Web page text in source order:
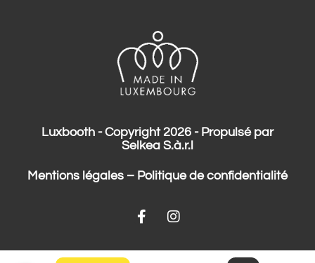
Luxbooth - Copyright 2026 - Propulsé par
Selkea S.à.r.l
Mentions légales – Politique de confidentialité